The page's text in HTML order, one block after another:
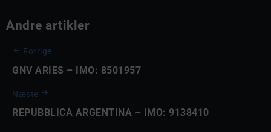
Andre artikler
Forrige
GNV ARIES – IMO: 8501957
Næste
REPUBBLICA ARGENTINA – IMO: 9138410